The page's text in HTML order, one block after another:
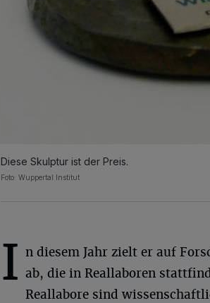
Diese Skulptur ist der Preis.
Foto: Wuppertal Institut
I n diesem Jahr zielt er auf
ab, die in Reallaboren
Reallabore sind